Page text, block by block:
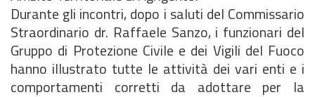
Durante gli incontri, dopo i saluti del Commissario
Straordinario dr. Raffaele Sanzo, i funzionari del
Gruppo di Protezione Civile e dei Vigili del Fuoco
hanno illustrato tutte le attività dei vari enti e i
comportamenti corretti da adottare per la